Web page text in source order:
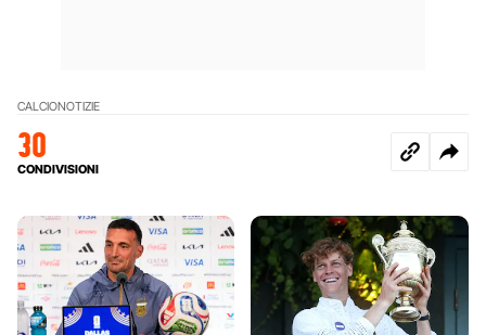
CALCIONOTIZIE
30
CONDIVISIONI